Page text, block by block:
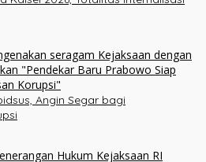
Angin Segar bagi